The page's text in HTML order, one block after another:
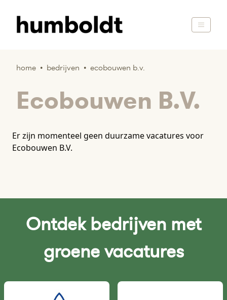
home • bedrijven • ecobouwen b.v.
Ecobouwen B.V.
Er zijn momenteel geen duurzame vacatures voor
Ecobouwen B.V.
Ontdek bedrijven met
groene vacatures